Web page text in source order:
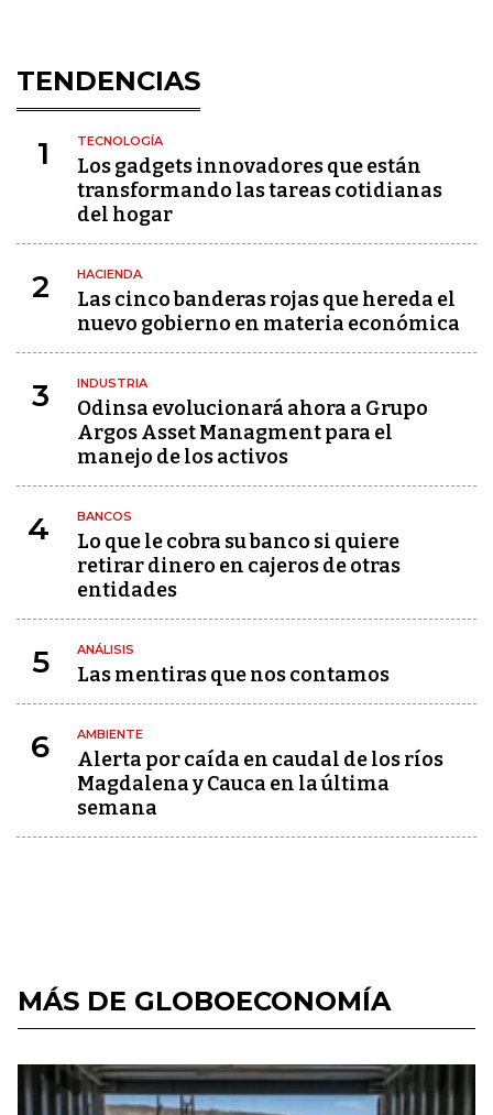
TENDENCIAS
1 TECNOLOGÍA
Los gadgets innovadores que están
transformando las tareas cotidianas
del hogar
2 HACIENDA
Las cinco banderas rojas que hereda el
nuevo gobierno en materia económica
3 INDUSTRIA
Odinsa evolucionará ahora a Grupo
Argos Asset Managment para el
manejo de los activos
4 BANCOS
Lo que le cobra su banco si quiere
retirar dinero en cajeros de otras
entidades
5 ANÁLISIS
Las mentiras que nos contamos
6 AMBIENTE
Alerta por caída en caudal de los ríos
Magdalena y Cauca en la última
semana
MÁS DE GLOBOECONOMÍA